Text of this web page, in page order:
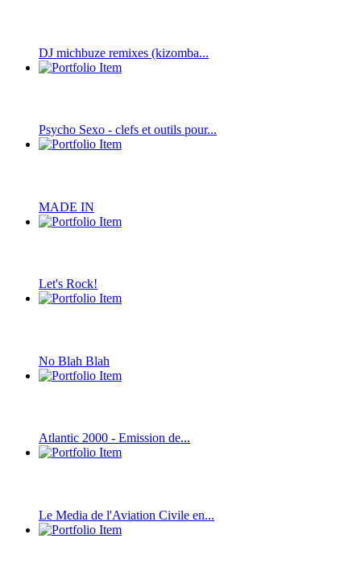
DJ michbuze remixes (kizomba...
Psycho Sexo - clefs et outils pour...
MADE IN
Let's Rock!
No Blah Blah
Atlantic 2000 - Emission de...
Le Media de l'Aviation Civile en...